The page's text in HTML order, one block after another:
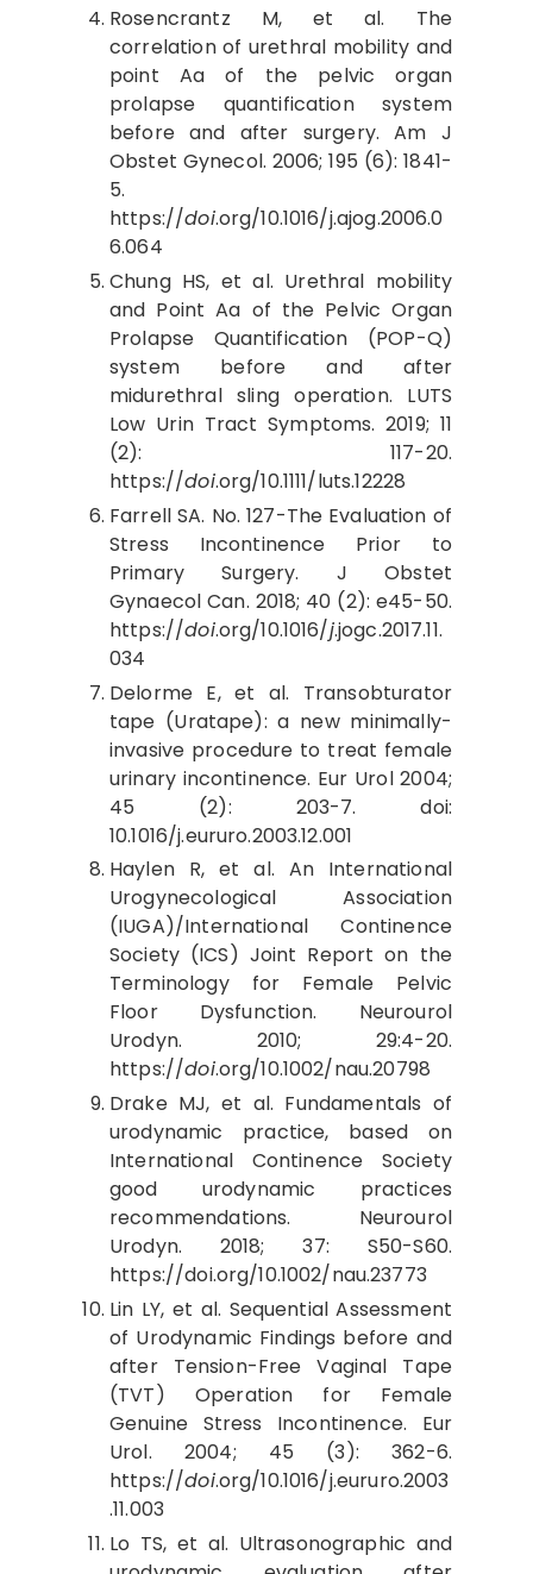
Rosencrantz M, et al. The
correlation of urethral mobility and
point Aa of the pelvic organ
prolapse quantification system
before and after surgery. Am J
Obstet Gynecol. 2006; 195 (6): 1841-
5.
https://doi.org/10.1016/j.ajog.2006.0
6.064
Chung HS, et al. Urethral mobility
and Point Aa of the Pelvic Organ
Prolapse Quantification (POP-Q)
system before and after
midurethral sling operation. LUTS
Low Urin Tract Symptoms. 2019; 11
(2): 117-20.
https://doi.org/10.1111/luts.12228
Farrell SA. No. 127-The Evaluation of
Stress Incontinence Prior to
Primary Surgery. J Obstet
Gynaecol Can. 2018; 40 (2): e45-50.
https://doi.org/10.1016/j.jogc.2017.11.
034
Delorme E, et al. Transobturator
tape (Uratape): a new minimally-
invasive procedure to treat female
urinary incontinence. Eur Urol 2004;
45 (2): 203-7. doi:
10.1016/j.eururo.2003.12.001
Haylen R, et al. An International
Urogynecological Association
(IUGA)/International Continence
Society (ICS) Joint Report on the
Terminology for Female Pelvic
Floor Dysfunction. Neurourol
Urodyn. 2010; 29:4-20.
https://doi.org/10.1002/nau.20798
Drake MJ, et al. Fundamentals of
urodynamic practice, based on
International Continence Society
good urodynamic practices
recommendations. Neurourol
Urodyn. 2018; 37: S50-S60.
https://doi.org/10.1002/nau.23773
Lin LY, et al. Sequential Assessment
of Urodynamic Findings before and
after Tension-Free Vaginal Tape
(TVT) Operation for Female
Genuine Stress Incontinence. Eur
Urol. 2004; 45 (3): 362-6.
https://doi.org/10.1016/j.eururo.2003
.11.003
Lo TS, et al. Ultrasonographic and